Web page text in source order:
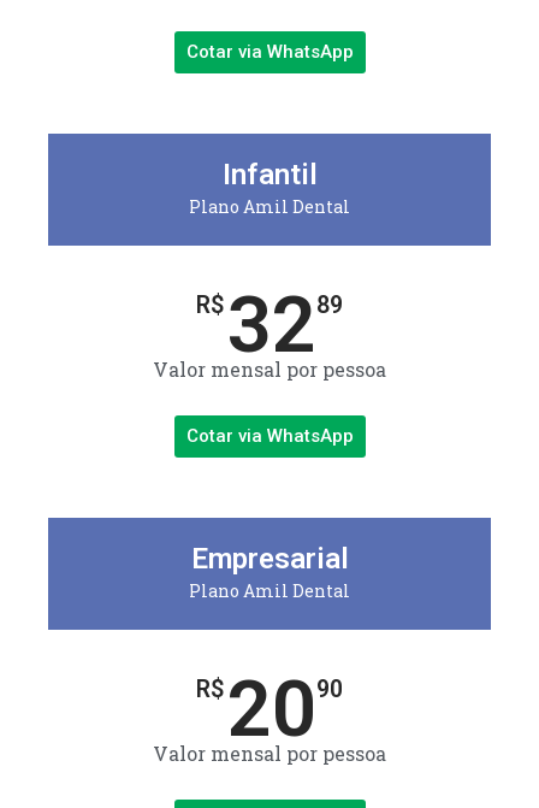
Cotar via WhatsApp
Infantil
Plano Amil Dental
R$ 3289
Valor mensal por pessoa
Cotar via WhatsApp
Empresarial
Plano Amil Dental
R$ 2090
Valor mensal por pessoa